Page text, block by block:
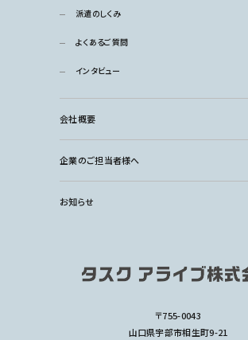
派遣のしくみ
よくあるご質問
インタビュー
会社概要
企業のご担当者様へ
お知らせ
〒755-0043
山口県宇部市相生町9-21